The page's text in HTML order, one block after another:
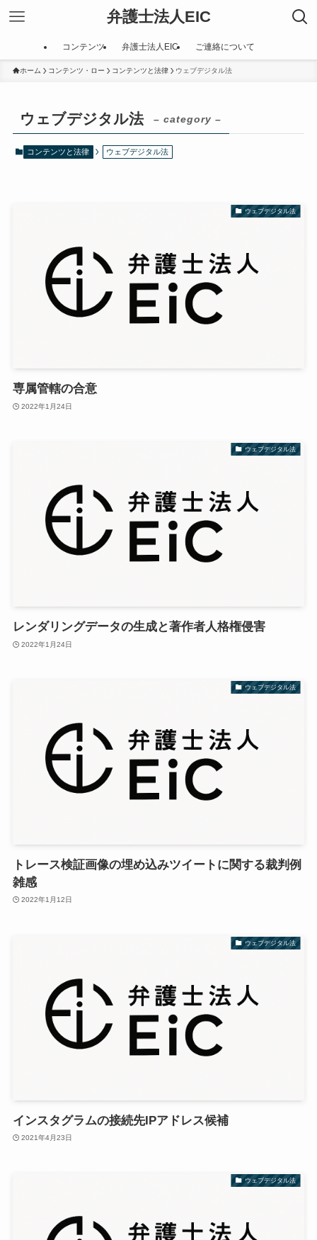
弁護士法人EIC
コンテンツ 弁護士法人EIC ご連絡について
ホーム コンテンツ・ロー コンテンツと法律 ウェブデジタル法
ウェブデジタル法 – category –
コンテンツと法律 ウェブデジタル法
ウェブデジタル法
専属管轄の合意
2022年1月24日
ウェブデジタル法
レンダリングデータの生成と著作者人格権侵害
2022年1月24日
ウェブデジタル法
トレース検証画像の埋め込みツイートに関する裁判例
雑感
2022年1月12日
ウェブデジタル法
インスタグラムの接続先IPアドレス候補
2021年4月23日
ウェブデジタル法